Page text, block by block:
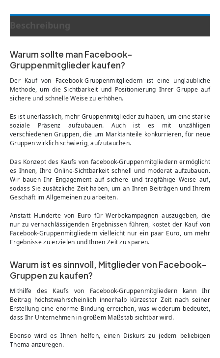
Beschreibung
Warum sollte man Facebook-
Gruppenmitglieder kaufen?
Der Kauf von Facebook-Gruppenmitgliedern ist eine unglaubliche
Methode, um die Sichtbarkeit und Positionierung Ihrer Gruppe auf
sichere und schnelle Weise zu erhöhen.
Es ist unerlässlich, mehr Gruppenmitglieder zu haben, um eine starke
soziale Präsenz aufzubauen. Auch ist es mit unzähligen
verschiedenen Gruppen, die um Marktanteile konkurrieren, für neue
Gruppen wirklich schwierig, aufzutauchen.
Das Konzept des Kaufs von facebook-Gruppenmitgliedern ermöglicht
es Ihnen, Ihre Online-Sichtbarkeit schnell und moderat aufzubauen.
Wir bauen Ihr Engagement auf sichere und tragfähige Weise auf,
sodass Sie zusätzliche Zeit haben, um an Ihren Beiträgen und Ihrem
Geschäft im Allgemeinen zu arbeiten.
Anstatt Hunderte von Euro für Werbekampagnen auszugeben, die
nur zu vernachlässigenden Ergebnissen führen, kostet der Kauf von
Facebook-Gruppenmitgliedern vielleicht nur ein paar Euro, um mehr
Ergebnisse zu erzielen und Ihnen Zeit zu sparen.
Warum ist es sinnvoll, Mitglieder von Facebook-
Gruppen zu kaufen?
Mithilfe des Kaufs von Facebook-Gruppenmitgliedern kann Ihr
Beitrag höchstwahrscheinlich innerhalb kürzester Zeit nach seiner
Erstellung eine enorme Bindung erreichen, was wiederum bedeutet,
dass Ihr Unternehmen in großem Maßstab sichtbar wird.
Ebenso wird es Ihnen helfen, einen Diskurs zu jedem beliebigen
Thema anzuregen.